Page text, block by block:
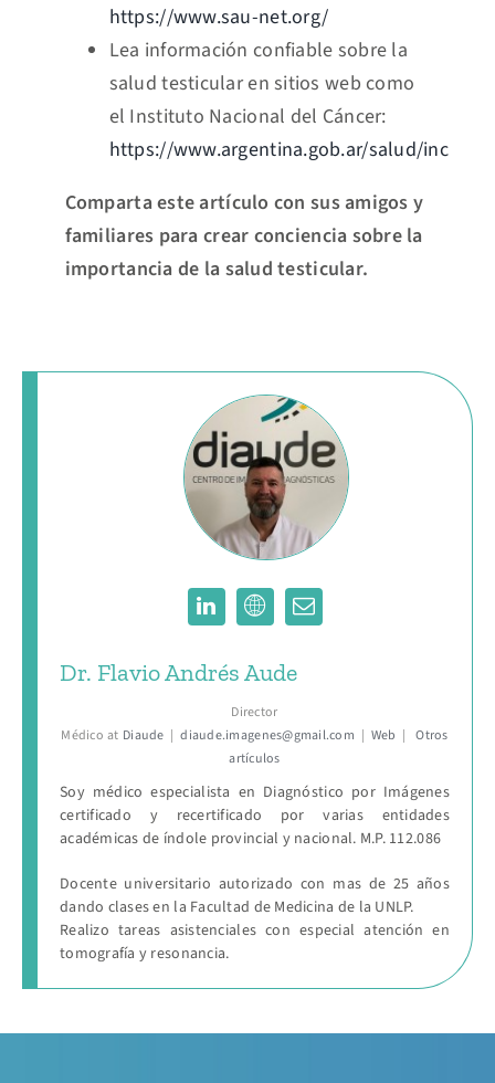
https://www.sau-net.org/
Lea información confiable sobre la
salud testicular en sitios web como
el Instituto Nacional del Cáncer:
https://www.argentina.gob.ar/salud/inc
Comparta este artículo con sus amigos y
familiares para crear conciencia sobre la
importancia de la salud testicular.
Dr. Flavio Andrés Aude
Director
Médico at Diaude | diaude.imagenes@gmail.com | Web |
Otros
artículos
Soy médico especialista en Diagnóstico por Imágenes
certificado y recertificado por varias entidades
académicas de índole provincial y nacional. M.P. 112.086
Docente universitario autorizado con mas de 25 años
dando clases en la Facultad de Medicina de la UNLP.
Realizo tareas asistenciales con especial atención en
tomografía y resonancia.